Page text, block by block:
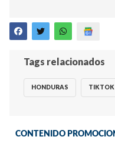
Tags relacionados
HONDURAS TIKTOK